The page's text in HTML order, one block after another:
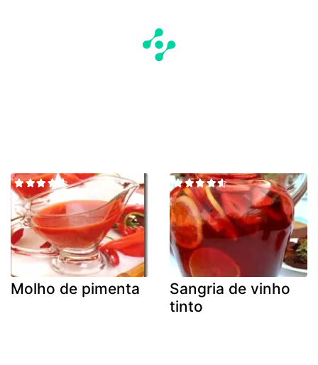
Molho de pimenta
Sangria de vinho
tinto